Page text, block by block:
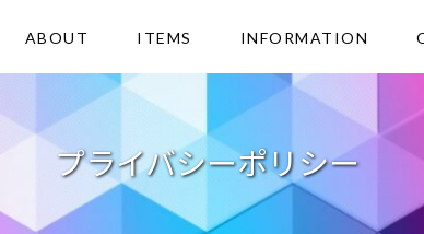
ABOUT ITEMS INFORMATION
プライバシーポリシー